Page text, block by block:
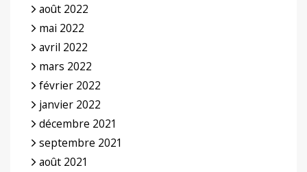
août 2022
mai 2022
avril 2022
mars 2022
février 2022
janvier 2022
décembre 2021
septembre 2021
août 2021